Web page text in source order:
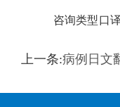
咨询类型口
训
上一条:病例日文